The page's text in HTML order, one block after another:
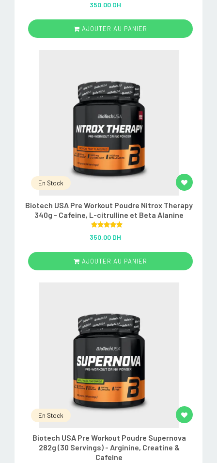
out of 5
350.00 DH
AJOUTER AU PANIER
En Stock
Biotech USA Pre Workout Poudre Nitrox Therapy
340g - Cafeine, L-citrulline et Beta Alanine
out of 5
350.00 DH
AJOUTER AU PANIER
En Stock
Biotech USA Pre Workout Poudre Supernova
282g (30 Servings) - Arginine, Creatine &
Cafeine